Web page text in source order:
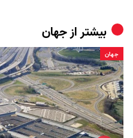
بیشتر ازجهان
جهان